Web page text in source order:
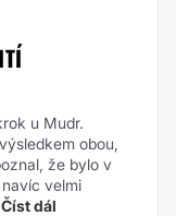
u Mudr.
obou,
že bylo v
velmi
Číst dál